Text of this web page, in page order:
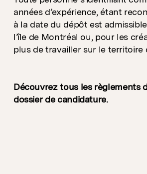
années d’expérience, étant
à la date du dépôt est
l’île de Montréal ou, pour les
plus de travailler sur le territoire
Découvrez tous les règlements
dossier de candidature.